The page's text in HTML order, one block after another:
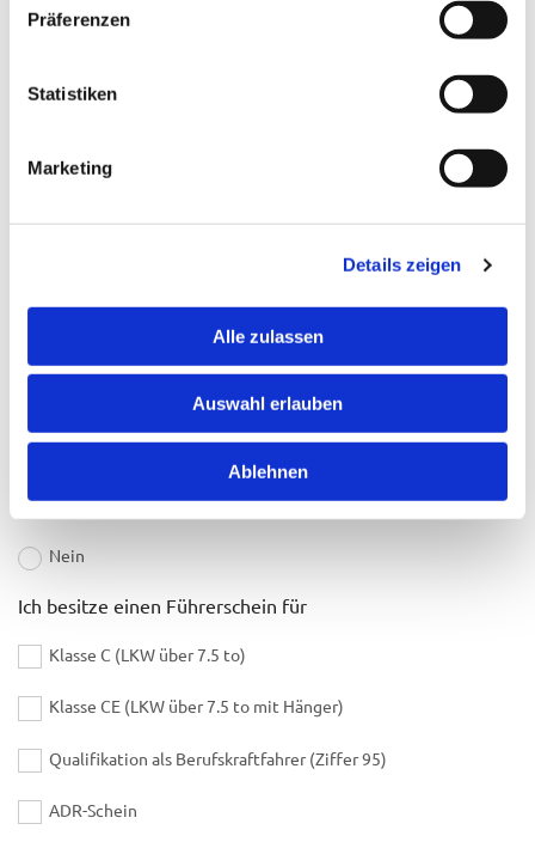
Präferenzen
Statistiken
Marketing
Details zeigen
Alle zulassen
Auswahl erlauben
Ablehnen
Haben Sie eine abgeschlossene Ausbildung?*
Ja
Nein
Ich besitze einen Führerschein für
Klasse C (LKW über 7.5 to)
Klasse CE (LKW über 7.5 to mit Hänger)
Qualifikation als Berufskraftfahrer (Ziffer 95)
ADR-Schein